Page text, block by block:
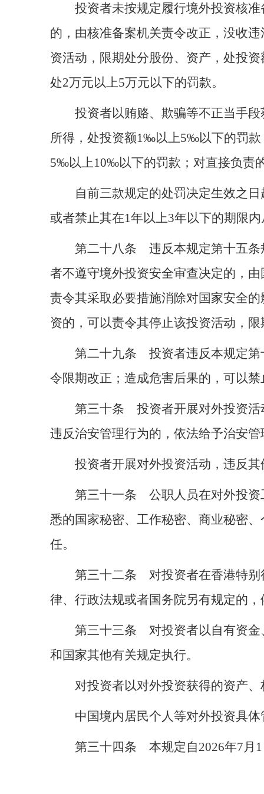
投资者未按规定履行境外投资核
的，由核准备案机关责令改正，没收
资活动，限期处分股份、资产，处投
处2万元以上5万元以下的罚款。
投资者以贿赂、欺骗等不正当手
所得，处投资额1‰以上5‰以下的罚款
5‰以上10‰以下的罚款；对直接负责
自前三款规定的处罚决定生效之
或者禁止其在1年以上3年以下的期限
第二十八条 违反本规定第十五条
者不遵守境外投资安全审查决定的，
责令其采取必要措施消除对国家安全
资的，可以责令其停止该投资活动，
第二十九条 投资者违反本规定第
令限期改正；造成危害后果的，可以
第三十条 投资者开展对外投资活
违反治安管理行为的，依法给予治安
投资者开展对外投资活动，违反
第三十一条 公职人员在对外投资
悉的国家秘密、工作秘密、商业秘密
任。
第三十二条 对投资者在香港特别
律、行政法规或者国务院另有规定的
第三十三条 对投资者以自有资金
和国家其他有关规定执行。
对投资者以对外投资获得的资产
中国境内居民个人等对外投资具
第三十四条 本规定自2026年7月